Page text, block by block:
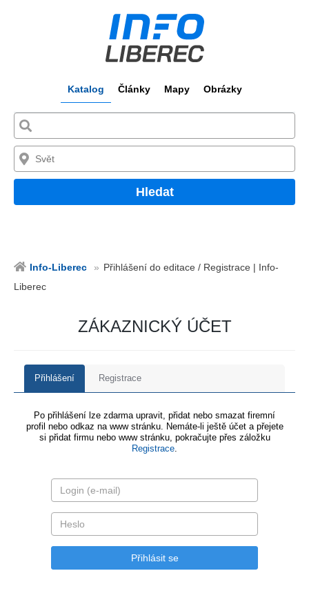
Katalog Články Mapy Obrázky
Hledat
Info-Liberec
Přihlášení do editace / Registrace | Info-
Liberec
ZÁKAZNICKÝ ÚČET
Přihlášení Registrace
Po přihlášení lze zdarma upravit, přidat nebo smazat firemní
profil nebo odkaz na www stránku. Nemáte-li ještě účet a přejete
si přidat firmu nebo www stránku, pokračujte přes záložku
Registrace.